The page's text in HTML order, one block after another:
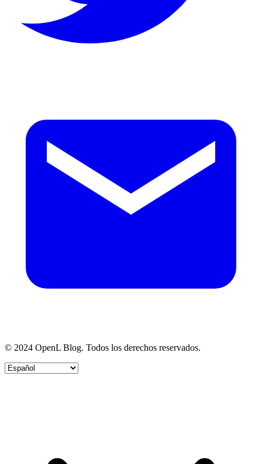
© 2024 OpenL Blog. Todos los derechos reservados.